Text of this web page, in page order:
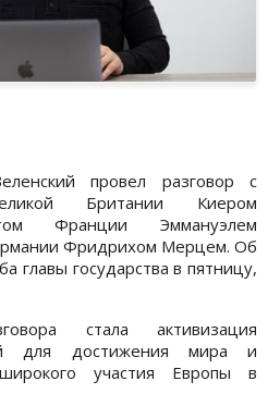
провел разговор с
Британии Киером
Франции Эммануэлем
Фридрихом Мерцем. Об
главы государства в пятницу,
стала активизация
для достижения мира и
участия Европы в